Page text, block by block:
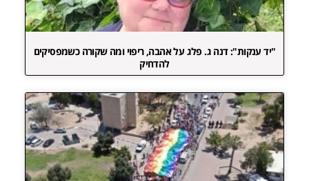
"יד ענקות": דנה ג. פלג על אהבה, ריפוי ומה שקורה כשמפסיקים
להדחיק